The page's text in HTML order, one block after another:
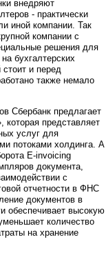
внедряют
- практически
иной компании. Так
компании с
решения для
бухгалтерских
и перед
также немало
Сбербанк предлагает
которая представляет
услуг для
потоками холдинга. А
E-invoicing
документа,
с
отчетности в ФНС
документов в
обеспечивает высокую
количество
на хранение